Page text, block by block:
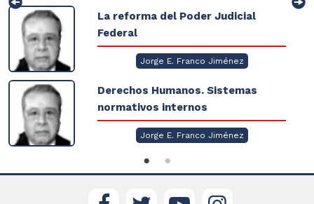
La reforma del Poder Judicial
Federal
Jorge E. Franco Jiménez
Derechos Humanos. Sistemas
normativos internos
Jorge E. Franco Jiménez